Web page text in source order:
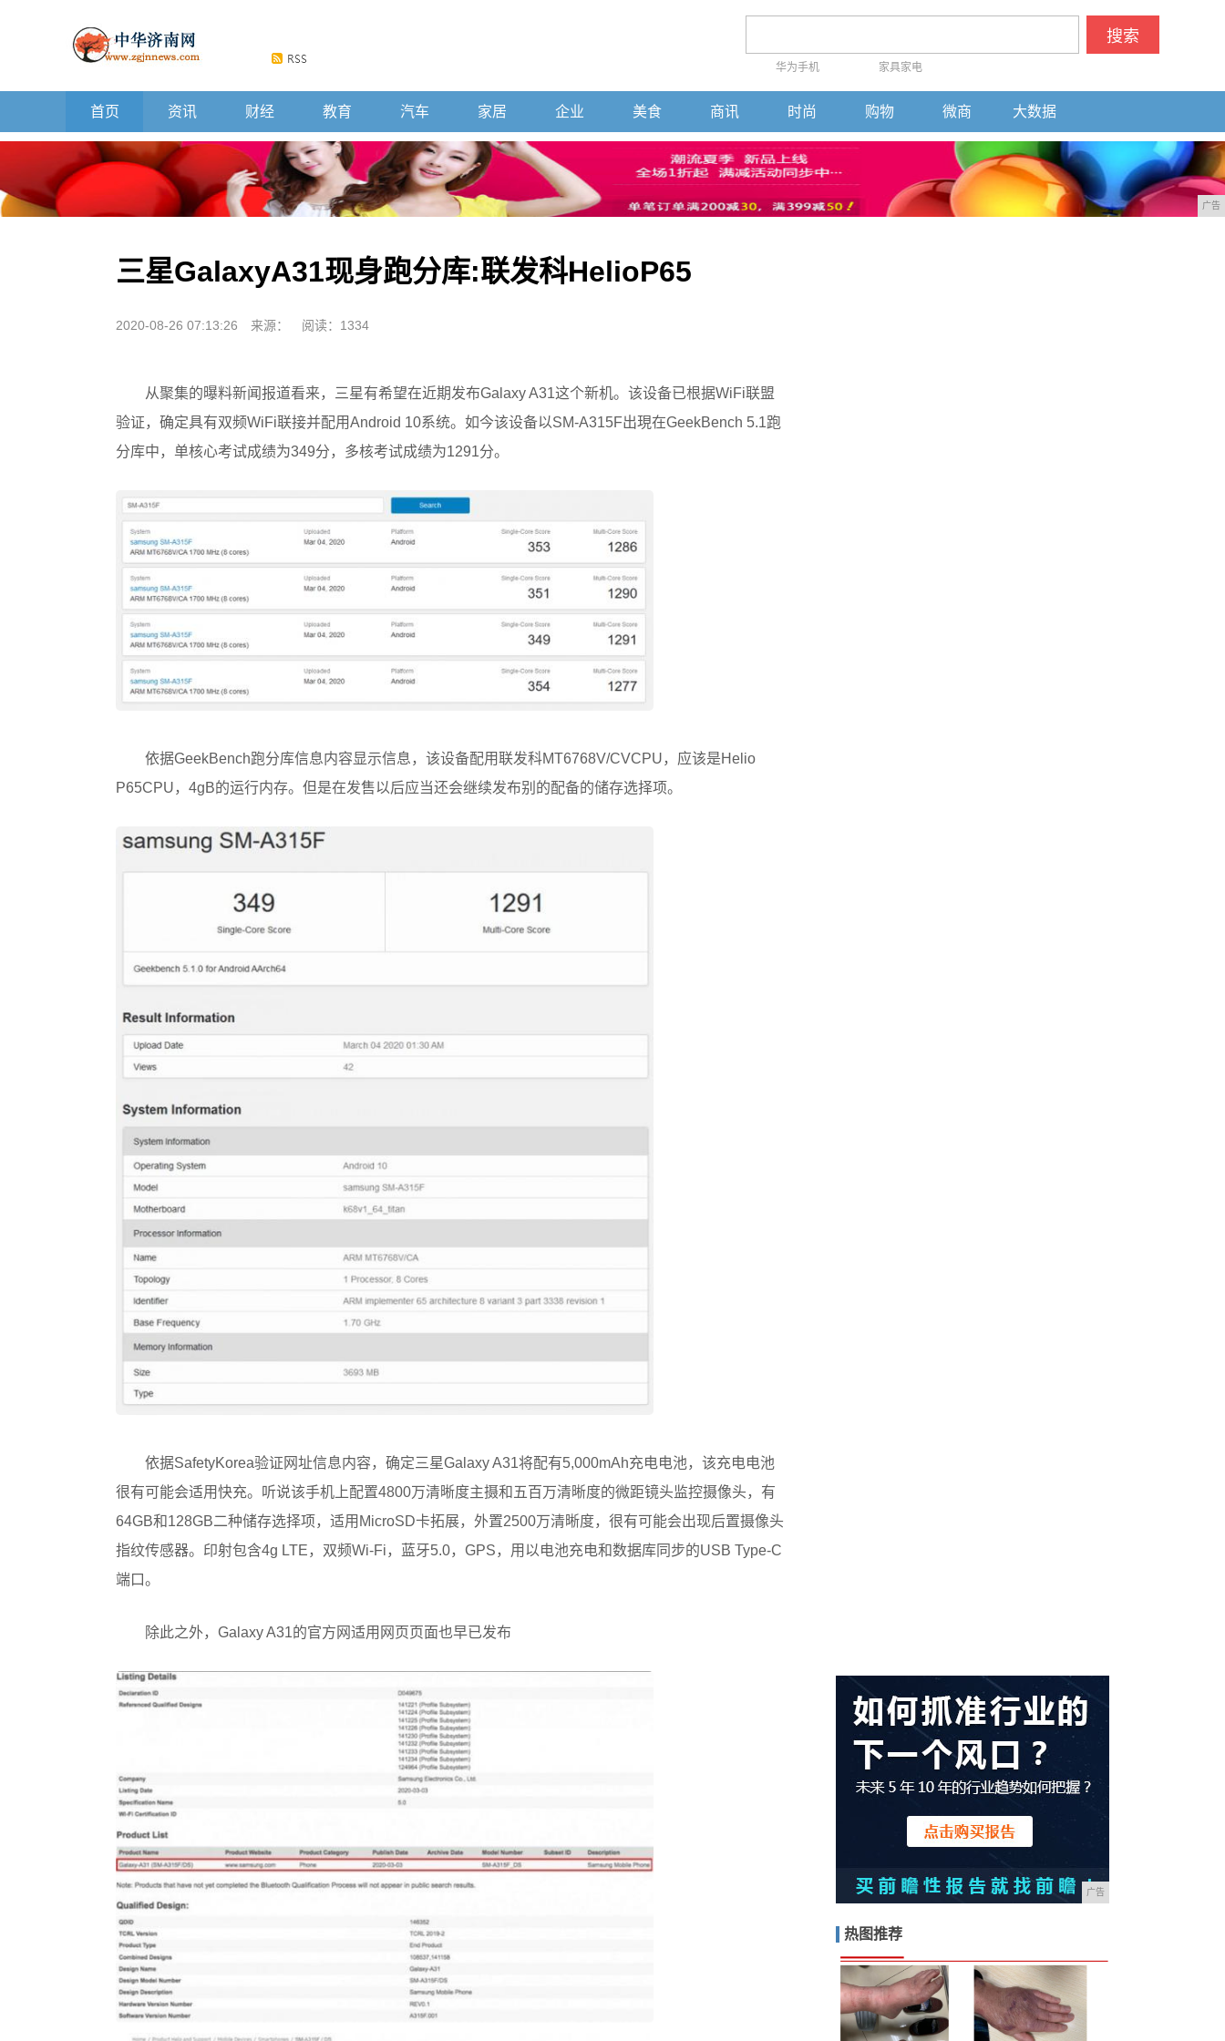
搜索
华为手机 家具家电
首页 资讯 财经 教育 汽车 家居 企业 美食 商讯 时尚 购物 微商 大数据
广告
三星GalaxyA31现身跑分库:联发科HelioP65
2020-08-26 07:13:26 来源： 阅读：1334
从聚集的曝料新闻报道看来，三星有希望在近期发布Galaxy A31这个新机。该设备已根据WiFi联盟
验证，确定具有双频WiFi联接并配用Android 10系统。如今该设备以SM-A315F出現在GeekBench 5.1跑
分库中，单核心考试成绩为349分，多核考试成绩为1291分。
依据GeekBench跑分库信息内容显示信息，该设备配用联发科MT6768V/CVCPU，应该是Helio
P65CPU，4gB的运行内存。但是在发售以后应当还会继续发布别的配备的储存选择项。
依据SafetyKorea验证网址信息内容，确定三星Galaxy A31将配有5,000mAh充电电池，该充电电池
很有可能会适用快充。听说该手机上配置4800万清晰度主摄和五百万清晰度的微距镜头监控摄像头，有
64GB和128GB二种储存选择项，适用MicroSD卡拓展，外置2500万清晰度，很有可能会出现后置摄像头
指纹传感器。印射包含4g LTE，双频Wi-Fi，蓝牙5.0，GPS，用以电池充电和数据库同步的USB Type-C
端口。
除此之外，Galaxy A31的官方网适用网页页面也早已发布
广告
热图推荐